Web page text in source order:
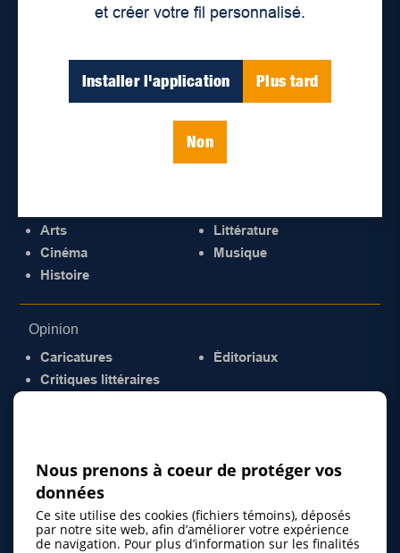
et créer votre fil personnalisé.
Installer l'application Plus tard
Non
Politique
Santé
Arts
Cinéma
Histoire
Littérature
Musique
Opinion
Caricatures
Critiques littéraires
Éditoriaux
Nous prenons à coeur de protéger vos
données
Ce site utilise des cookies (fichiers témoins), déposés
par notre site web, afin d’améliorer votre expérience
de navigation. Pour plus d’information sur les finalités